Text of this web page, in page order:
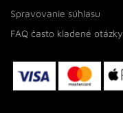
Spravovanie súhlasu
FAQ často kladené otázky